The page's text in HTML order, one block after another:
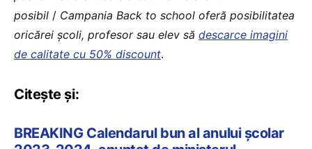
posibil / Campania Back to school oferă posibilitatea
oricărei școli, profesor sau elev să descarce imagini
de calitate cu 50% discount.
Citește și:
BREAKING Calendarul bun al anului școlar